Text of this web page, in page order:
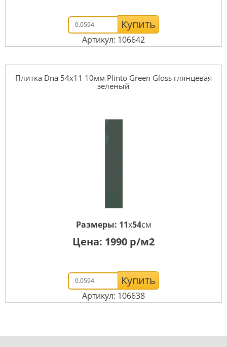
Купить
Артикул: 106642
Плитка Dna 54x11 10мм Plinto Green Gloss глянцевая
зеленый
Размеры: 11x54см
Цена: 1990 р/м2
Купить
Артикул: 106638